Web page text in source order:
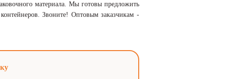
материала. Мы готовы предложить
Звоните! Оптовым заказчикам -